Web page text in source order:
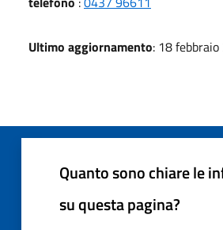
Ultimo aggiornamento: 18
Quanto sono chiare le
su questa pagina?